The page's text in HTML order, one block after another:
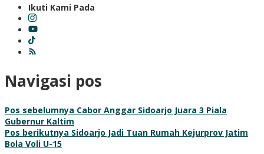
Ikuti Kami Pada
Navigasi pos
Pos sebelumnya Cabor Anggar Sidoarjo Juara 3 Piala
Gubernur Kaltim
Pos berikutnya Sidoarjo Jadi Tuan Rumah Kejurprov Jatim
Bola Voli U-15